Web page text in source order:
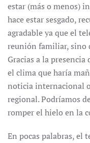
estar (más o menos)
hace estar sesgado,
agradable ya que el
reunión familiar, sino
Gracias a la
el clima que haría
noticia internacional
regional. Podríamos
romper el hielo en la
En pocas palabras, el